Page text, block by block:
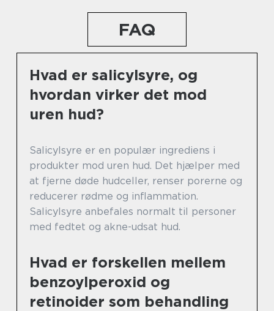
FAQ
Hvad er salicylsyre, og
hvordan virker det mod
uren hud?
Salicylsyre er en populær ingrediens i
produkter mod uren hud. Det hjælper med
at fjerne døde hudceller, renser porerne og
reducerer rødme og inflammation.
Salicylsyre anbefales normalt til personer
med fedtet og akne-udsat hud.
Hvad er forskellen mellem
benzoylperoxid og
retinoider som behandling